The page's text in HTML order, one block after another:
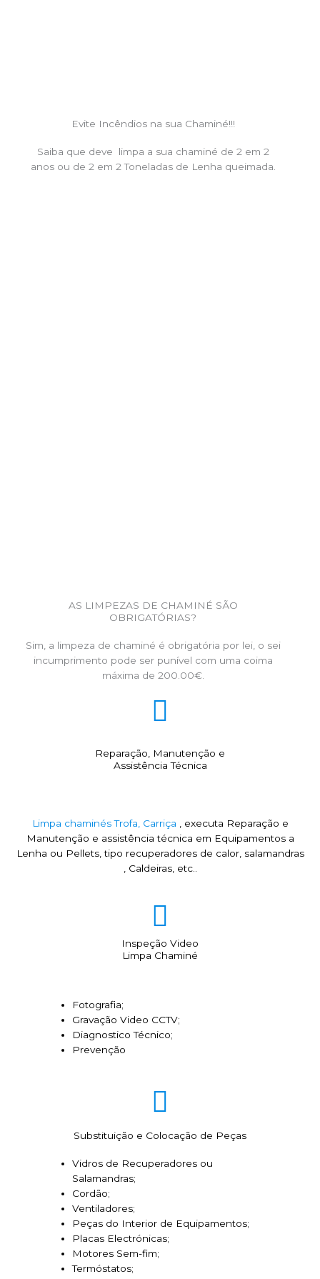
Evite Incêndios na sua Chaminé!!!
Saiba que deve limpa a sua chaminé de 2 em 2
anos ou de 2 em 2 Toneladas de Lenha queimada.
AS LIMPEZAS DE CHAMINÉ SÃO
OBRIGATÓRIAS?
Sim, a limpeza de chaminé é obrigatória por lei, o sei
incumprimento pode ser punível com uma coima
máxima de 200.00€.
Reparação, Manutenção e
Assistência Técnica
Limpa chaminés Trofa, Carriça , executa Reparação e
Manutenção e assistência técnica em Equipamentos a
Lenha ou Pellets, tipo recuperadores de calor, salamandras
, Caldeiras, etc..
Inspeção Video
Limpa Chaminé
Fotografia;
Gravação Video CCTV;
Diagnostico Técnico;
Prevenção
Substituição e Colocação de Peças
Vidros de Recuperadores ou
Salamandras;
Cordão;
Ventiladores;
Peças do Interior de Equipamentos;
Placas Electrónicas;
Motores Sem-fim;
Termóstatos;